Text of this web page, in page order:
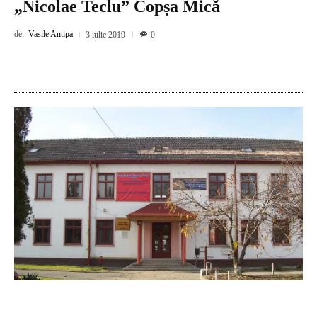
„Nicolae Teclu” Copșa Mică
de: Vasile Antipa 3 iulie 2019 0